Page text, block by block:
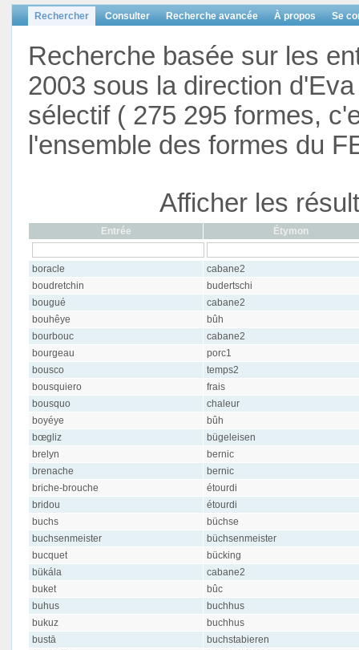
Rechercher Consulter Recherche avancée À propos Se
Recherche basée sur les
2003 sous la direction
sélectif ( 275 295 formes,
l'ensemble des formes du
Afficher les
Entrée Étymon
boracle
cabane2
boudretchin
budertschi
bougué
cabane2
bouhêye
bûh
bourbouc
cabane2
bourgeau
porc1
bousco
temps2
bousquiero
frais
bousquo
chaleur
boyéye
bûh
bœgliz
bügeleisen
brelyn
bernic
brenache
bernic
briche-brouche
étourdi
bridou
étourdi
buchs
büchse
buchsenmeister
büchsenmeister
bucquet
bücking
bükála
cabane2
buket
bûc
buhus
buchhus
bukuz
buchhus
bustā
buchstabieren